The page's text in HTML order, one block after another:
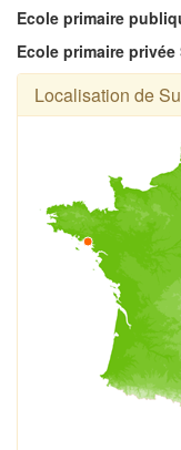
Ecole primaire
Ecole primaire
Localisation de